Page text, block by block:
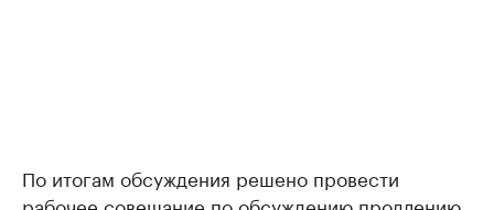
По итогам обсуждения решено провести